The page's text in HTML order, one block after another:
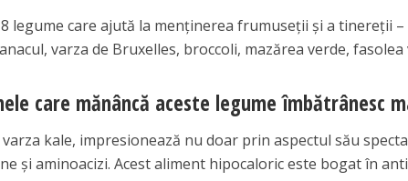
8 legume care ajută la menținerea frumuseții și a tinereții
varza de Bruxelles, broccoli, mazărea verde, fasolea
care mănâncă aceste legume îmbătrânesc
varza kale, impresionează nu doar prin aspectul său
și aminoacizi. Acest aliment hipocaloric este bogat în